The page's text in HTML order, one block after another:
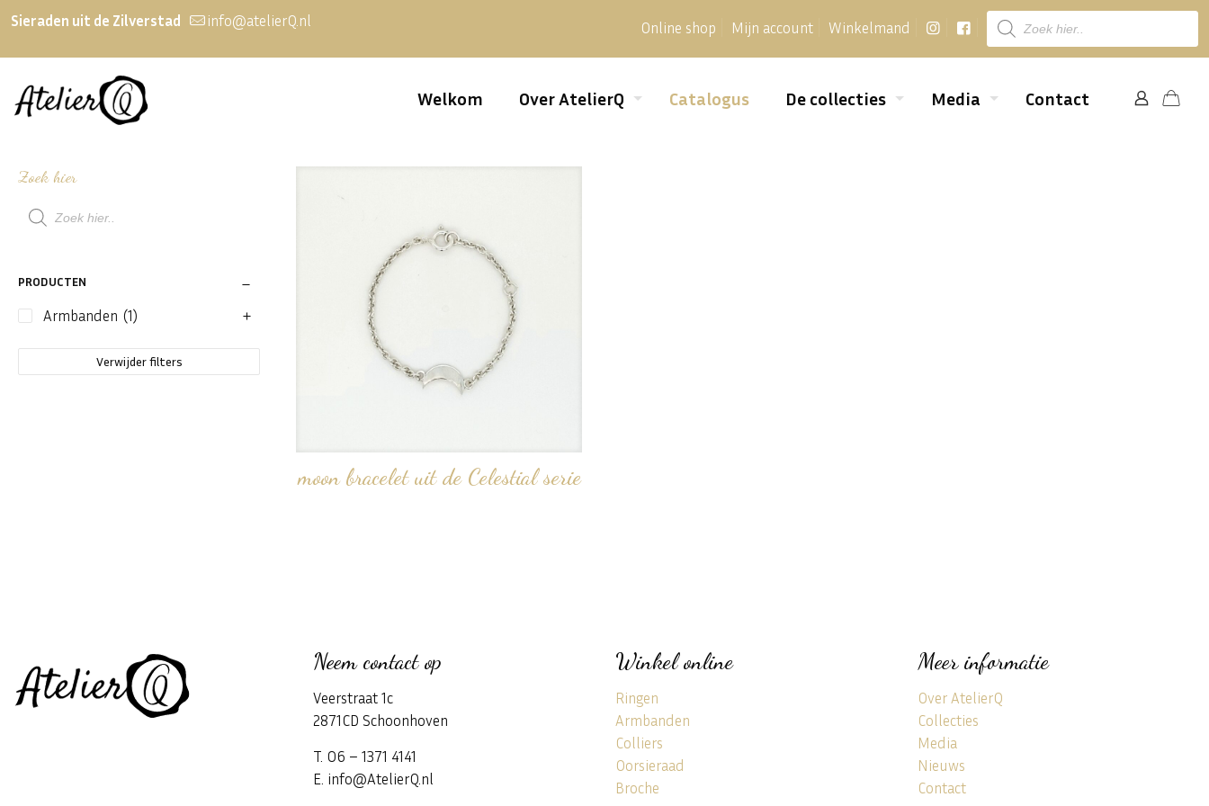
Sieraden uit de Zilverstad info@atelierQ.nl Online shop Mijn account Winkelmand
Producten
zoeken
Welkom Over AtelierQ Catalogus De collecties Media Contact
moon bracelet uit de Celestial serie
Zoek hier
Producten
zoeken
PRODUCTEN
Armbanden (1)
Verwijder filters
Neem contact op
Veerstraat 1c
2871CD Schoonhoven
T. 06 – 1371 4141
E. info@AtelierQ.nl
Winkel online
Ringen
Armbanden
Colliers
Oorsieraad
Broche
Meer informatie
Over AtelierQ
Collecties
Media
Nieuws
Contact